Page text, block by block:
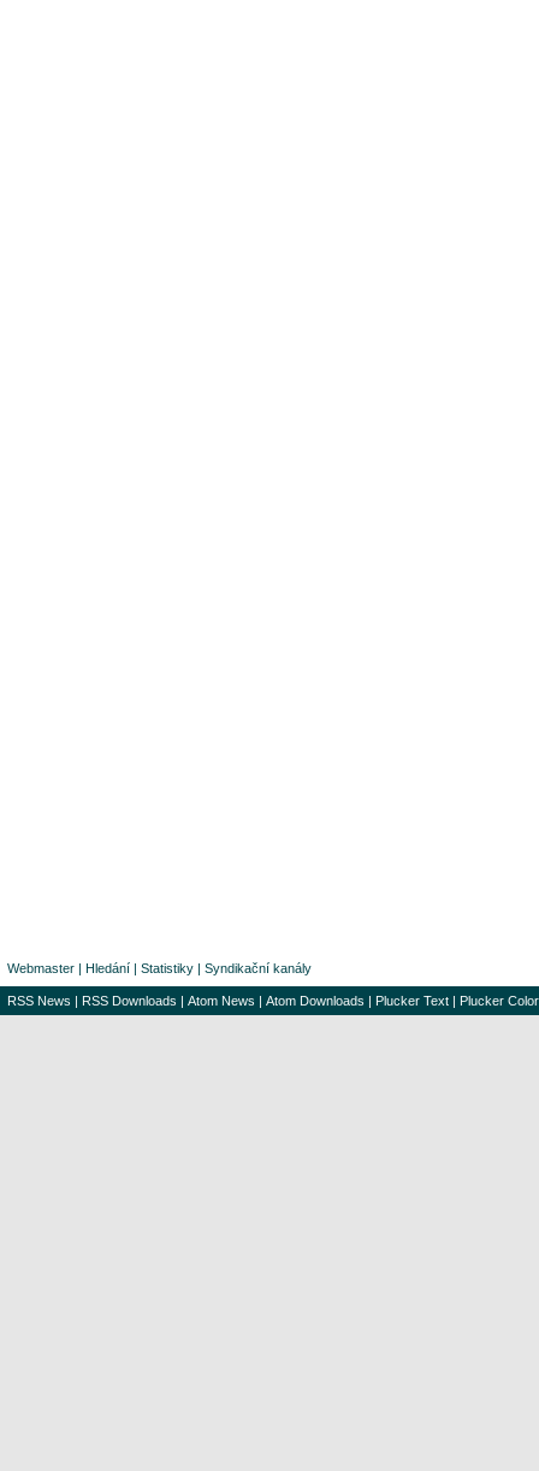
Webmaster | Hledání | Statistiky | Syndikační kanály
RSS News | RSS Downloads | Atom News | Atom Downloads | Plucker Text | Plucker Color